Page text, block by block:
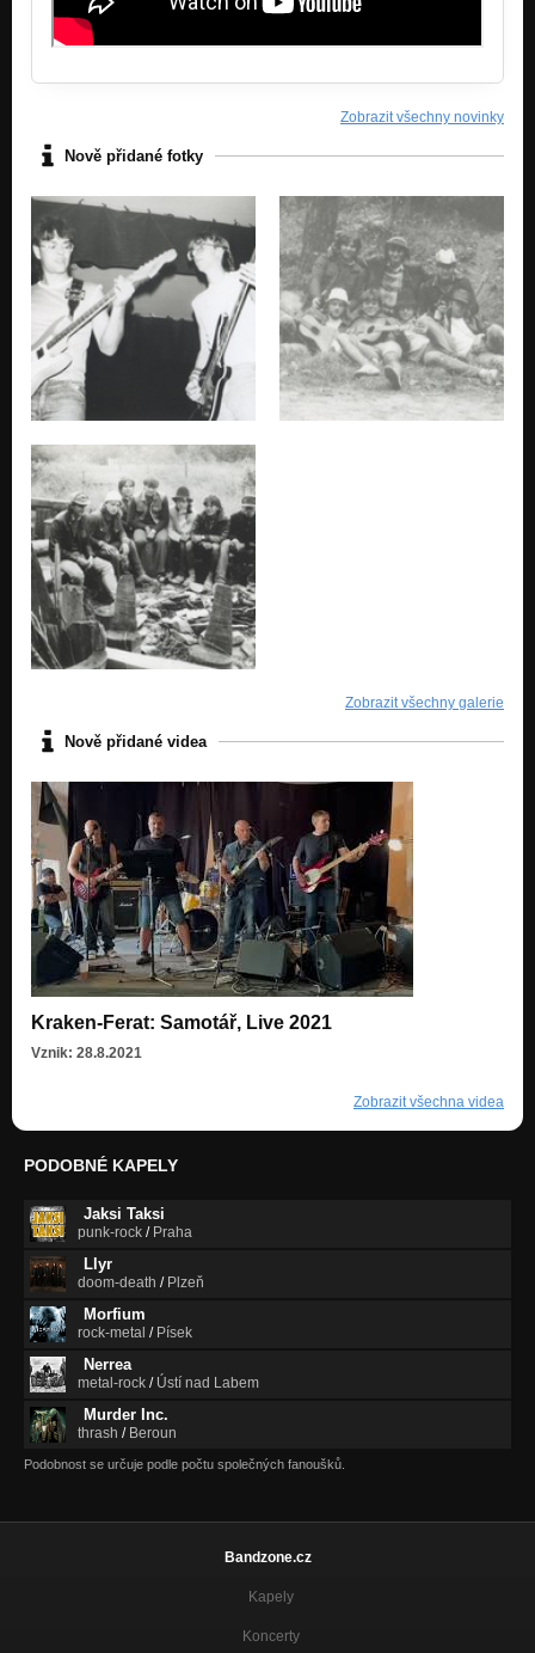
Zobrazit všechny novinky
Nově přidané fotky
Zobrazit všechny galerie
Nově přidané videa
Kraken-Ferat: Samotář, Live 2021
Vznik: 28.8.2021
Zobrazit všechna videa
PODOBNÉ KAPELY
Jaksi Taksi
punk-rock / Praha
Llyr
doom-death / Plzeň
Morfium
rock-metal / Písek
Nerrea
metal-rock / Ústí nad Labem
Murder Inc.
thrash / Beroun
Podobnost se určuje podle počtu společných fanoušků.
Bandzone.cz
Kapely
Koncerty